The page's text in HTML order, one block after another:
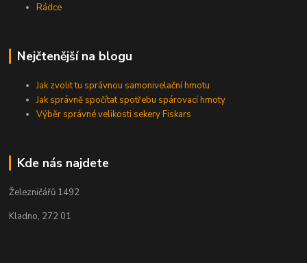
Rádce
Nejčtenější na blogu
Jak zvolit tu správnou samonivelační hmotu
Jak správně spočítat spotřebu spárovací hmoty
Výběr správné velikosti sekery Fiskars
Kde nás najdete
Železničářů 1492
Kladno, 272 01